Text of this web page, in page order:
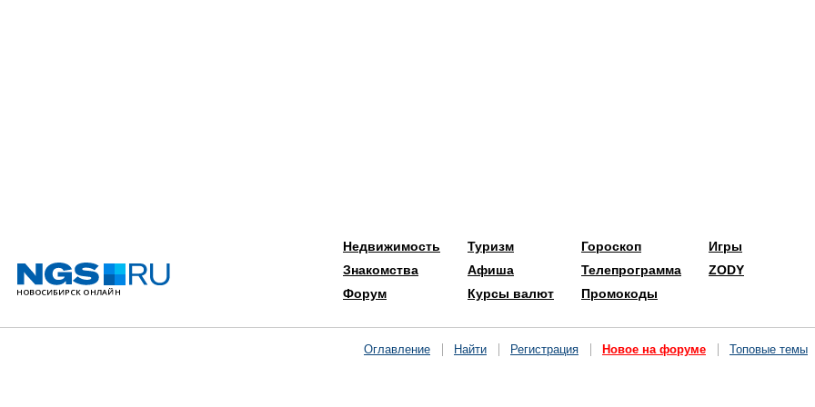
Недвижимость
Знакомства
Форум
Туризм
Афиша
Курсы валют
Гороскоп
Телепрограмма
Промокоды
Игры
ZODY
Оглавление Найти Регистрация Новое на форуме Топовые темы